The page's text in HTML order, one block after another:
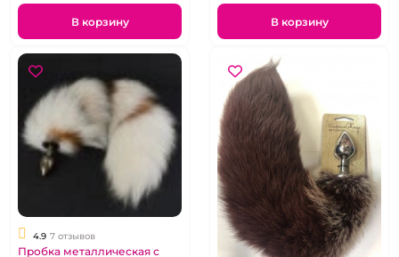
В корзину В корзину
4.9 7 отзывов
Пробка металлическая с